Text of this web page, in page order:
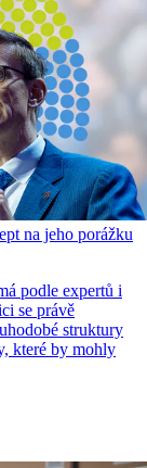
na jeho porážku
podle expertů i
se právě
struktury
které by mohly